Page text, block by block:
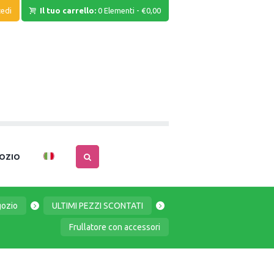
Il tuo carrello: 0 Elementi -€0,00
ULTIMI PEZZI SCONTATI
Frullatore con accessori